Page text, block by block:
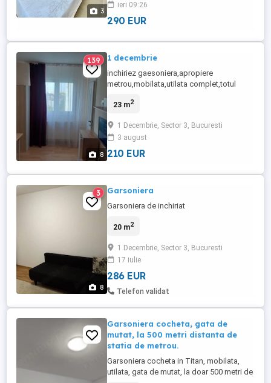
3
afla la aproximativ 5 minute de
metrou,avand acces rapid catre Nicolae ...
ieri 09:26
290 EUR
8
139 1 decembrie
inchiriez gaesoniera,apropiere
metrou,mobilata,utilata complet,totul
izolat ,costuri mici,zona linistita,libera
23 m2
1 Decembrie, Sector 3, Bucuresti
3 august
210 EUR
8
3 Garsoniera
Garsoniera de inchiriat
20 m2
1 Decembrie, Sector 3, Bucuresti
17 iulie
286 EUR
Telefon validat
Garsoniera cocheta, gata de
mutat, la 500 metri distanta de
statia de metrou.
Garsoniera cocheta in Titan, mobilata,
utilata, gata de mutat, la doar 500 metri de